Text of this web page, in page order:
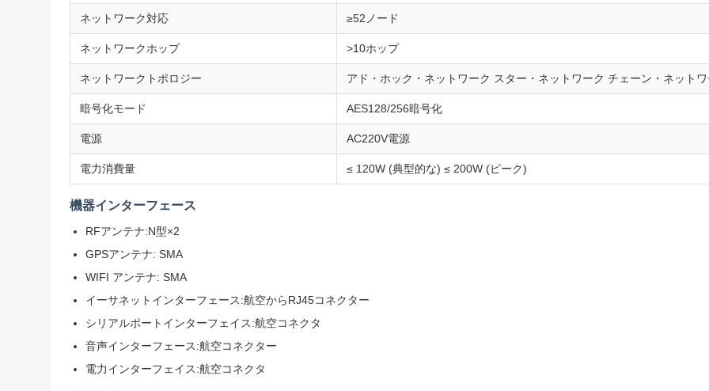
ネットワーク対応 ≥52ノード
ネットワークホップ >10ホップ
ネットワークトポロジー アド・ホック・ネットワーク スター・ネットワーク チェーン・ネット
暗号化モード AES128/256暗号化
電源 AC220V電源
電力消費量 ≤ 120W (典型的な) ≤ 200W (ピーク)
機器インターフェース
RFアンテナ:N型×2
GPSアンテナ: SMA
WIFI アンテナ: SMA
イーサネットインターフェース:航空からRJ45コネクター
シリアルポートインターフェイス:航空コネクタ
音声インターフェース:航空コネクター
電力インターフェイス:航空コネクタ